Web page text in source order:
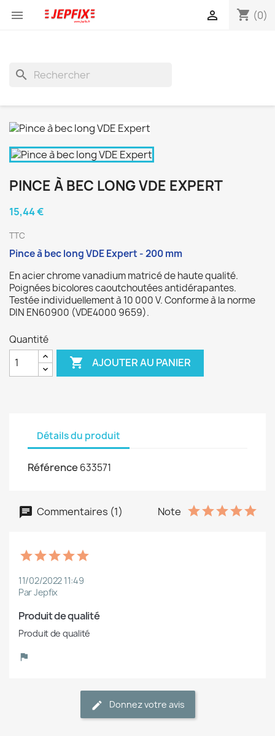
 shopping_cart (0)

search
PINCE À BEC LONG VDE EXPERT
15,44 €
TTC
Pince à bec long VDE Expert - 200 mm
En acier chrome vanadium matricé de haute qualité.
Poignées bicolores caoutchoutées antidérapantes.
Testée individuellement à 10 000 V. Conforme à la norme
DIN EN60900 (VDE4000 9659).
Quantité
 AJOUTER AU PANIER
Détails du produit
Référence 633571
Commentaires (1) Note
11/02/2022 11:49
Par Jepfix
Produit de qualité
Produit de qualité
Donnez votre avis